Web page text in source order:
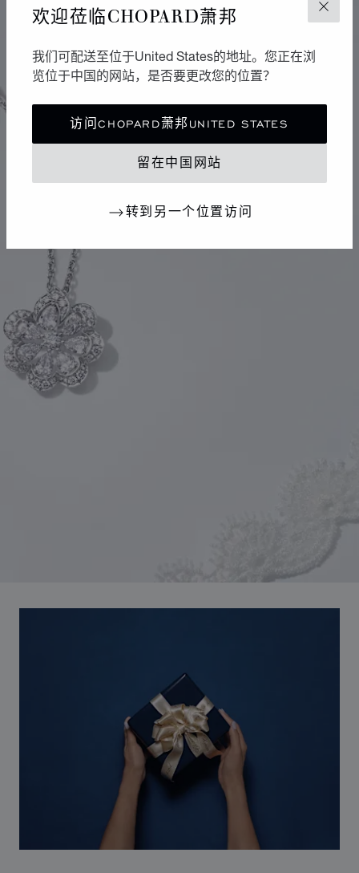
关闭
欢迎莅临CHOPARD萧邦
我们可配送至位于United States的地址。您正在浏
览位于中国的网站，是否要更改您的位置？
访问CHOPARD萧邦UNITED STATES
留在中国网站
转到另一个位置访问